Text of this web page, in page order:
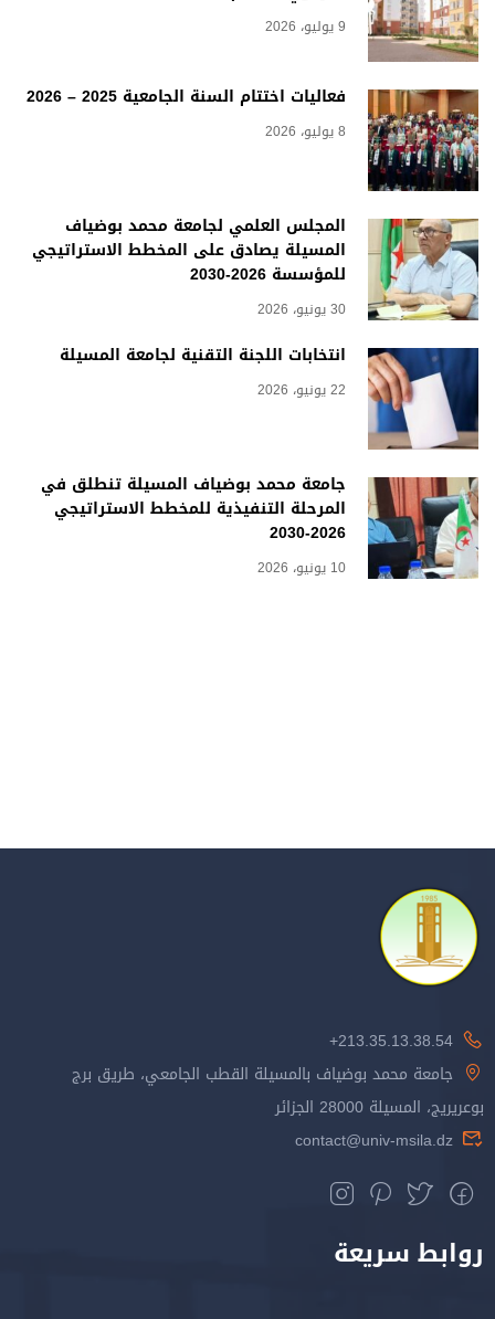
9 يوليو، 2026
فعاليات اختتام السنة الجامعية 2025 – 2026
8 يوليو، 2026
المجلس العلمي لجامعة محمد بوضياف
المسيلة يصادق على المخطط الاستراتيجي
للمؤسسة 2026-2030
30 يونيو، 2026
انتخابات اللجنة التقنية لجامعة المسيلة
22 يونيو، 2026
جامعة محمد بوضياف المسيلة تنطلق في
المرحلة التنفيذية للمخطط الاستراتيجي
2026-2030
10 يونيو، 2026
213.35.13.38.54+
جامعة محمد بوضياف بالمسيلة القطب الجامعي، طريق برج
بوعريريج، المسيلة 28000 الجزائر
contact@univ-msila.dz
روابط سريعة